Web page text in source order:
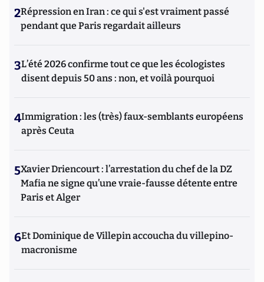
2Répression en Iran : ce qui s'est vraiment passé
pendant que Paris regardait ailleurs
3L’été 2026 confirme tout ce que les écologistes
disent depuis 50 ans : non, et voilà pourquoi
4Immigration : les (très) faux-semblants européens
après Ceuta
5Xavier Driencourt : l’arrestation du chef de la DZ
Mafia ne signe qu’une vraie-fausse détente entre
Paris et Alger
6Et Dominique de Villepin accoucha du villepino-
macronisme